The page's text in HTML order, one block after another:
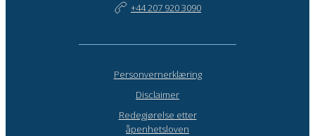
+44 207 920 3090
Personvernerklæring
Disclaimer
Redegjørelse etter
åpenhetsloven